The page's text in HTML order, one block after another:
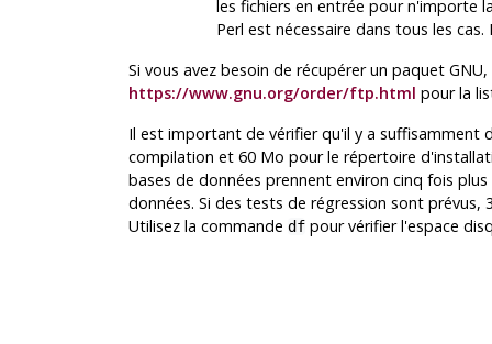
les fichiers en entrée pour n'importe
Perl est nécessaire dans tous les cas.
Si vous avez besoin de récupérer un paquet GNU
https://www.gnu.org/order/ftp.html pour la
Il est important de vérifier qu'il y a suffisamment
compilation et 60 Mo pour le répertoire
bases de données prennent environ cinq fois
données. Si des tests de régression sont
Utilisez la commande dfpour vérifier l'espace